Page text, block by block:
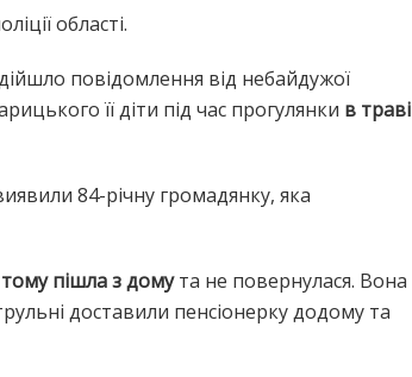
області.
повідомлення від небайдужої
її діти під час прогулянки в траві
84-річну громадянку, яка
пішла з домута не повернулася. Вона
доставили пенсіонерку додому та